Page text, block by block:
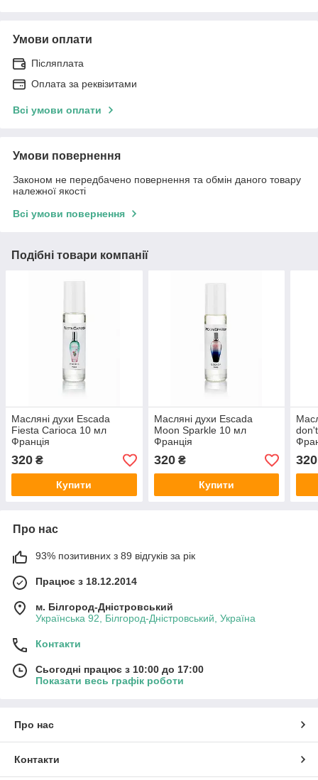
Умови оплати
Післяплата
Оплата за реквізитами
Всі умови оплати
Умови повернення
Законом не передбачено повернення та обмін даного товару
належної якості
Всі умови повернення
Подібні товари компанії
Масляні духи Escada
Fiesta Carioca 10 мл
Франція
320 ₴
Купити
Масляні духи Escada
Moon Sparkle 10 мл
Франція
320₴
Купити
320
Про нас
93% позитивних з 89 відгуків за рік
Працює з 18.12.2014
м. Білгород-Дністровський
Українська 92, Білгород-Дністровський, Україна
Контакти
Сьогодні працює з 10:00 до 17:00
Показати весь графік роботи
Про нас
Контакти